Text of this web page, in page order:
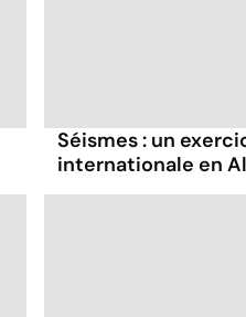
Séismes : un
internationale en